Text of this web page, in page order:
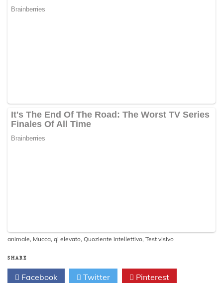
animale, Mucca, qi elevato, Quoziente intellettivo, Test visivo
SHARE
Facebook Twitter Pinterest